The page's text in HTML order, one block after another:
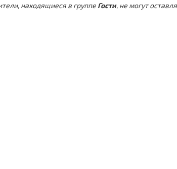
находящиеся в группе Гости, не могут